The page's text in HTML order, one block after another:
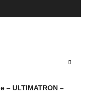
– ULTIMATRON –